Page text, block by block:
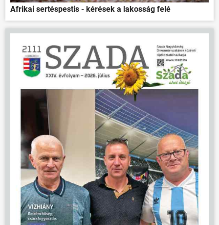
Afrikai sertéspestis - kérések a lakosság felé